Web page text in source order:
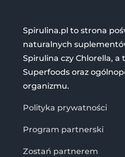
Spirulina.pl to strona
naturalnych
Spirulina czy Chlorella, a
Superfoods oraz
organizmu.
Polityka prywatności
Program partnerski
Zostań partnerem